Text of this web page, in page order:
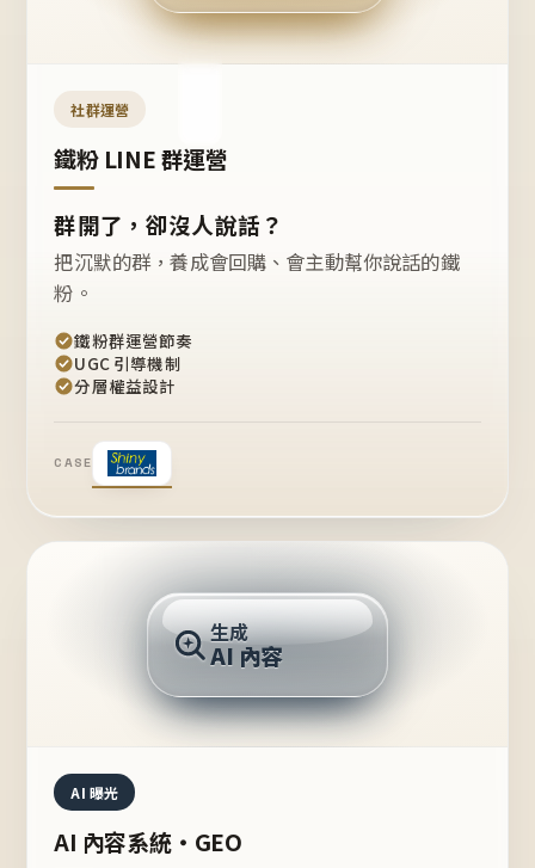
開團
嗎？
社群運營
鐵粉 LINE 群運營
群開了，卻沒人說話？
把沉默的群，養成會回購、會主動幫你說話的鐵
粉。
鐵粉群運營節奏
UGC 引導機制
分層權益設計
CASE
推薦的台灣品牌？
生成
AI 內容
AI 曝光
AI 內容系統・GEO